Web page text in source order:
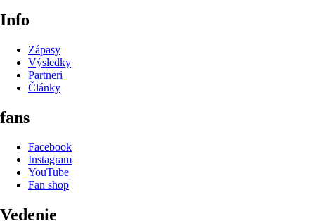
Info
Zápasy
Výsledky
Partneri
Články
fans
Facebook
Instagram
YouTube
Fan shop
Vedenie